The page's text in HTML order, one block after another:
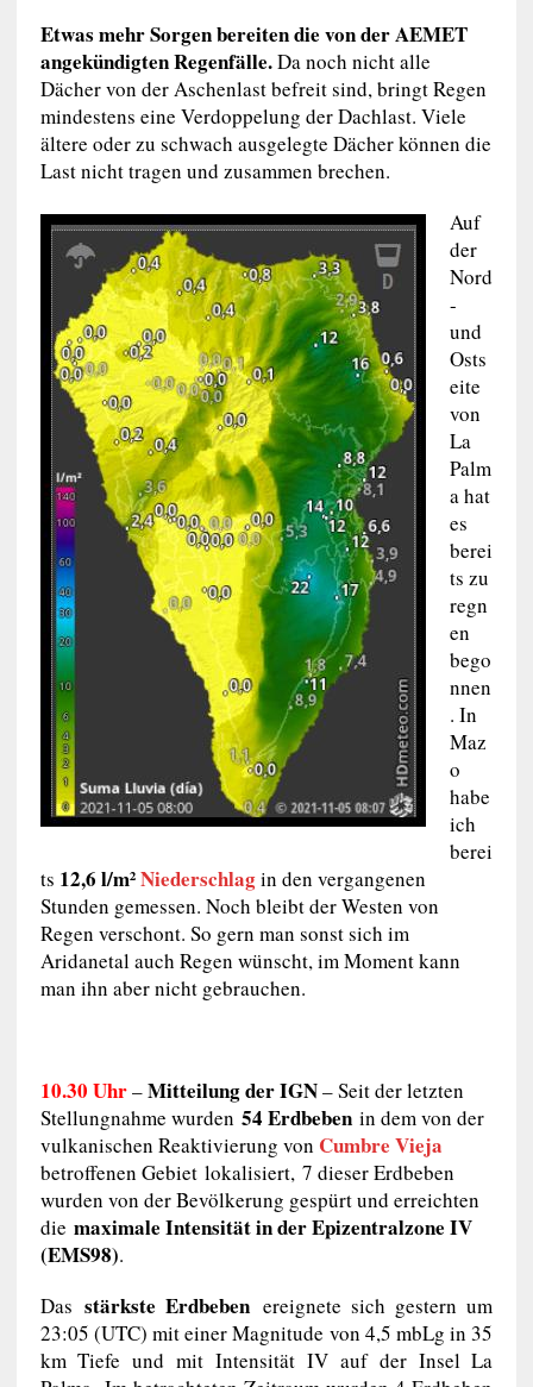
Etwas mehr Sorgen bereiten die von der AEMET
angekündigten Regenfälle.Da noch nicht alle
Dächer von der Aschenlast befreit sind, bringt Regen
mindestens eine Verdoppelung der Dachlast. Viele
ältere oder zu schwach ausgelegte Dächer können die
Last nicht tragen und zusammen brechen.
Auf
der
Nord
-
und
Osts
eite
von
La
Palm
a hat
es
berei
ts zu
regn
en
bego
nnen
. In
Maz
o
habe
ich
berei
ts 12,6 l/m²Niederschlagin den vergangenen
Stunden gemessen. Noch bleibt der Westen von
Regen verschont. So gern man sonst sich im
Aridanetal auch Regen wünscht, im Moment kann
man ihn aber nicht gebrauchen.
10.30 Uhr–Mitteilung der IGN– Seit der letzten
Stellungnahme wurden 54 Erdbebenin dem von der
vulkanischen Reaktivierung von Cumbre Vieja
betroffenen Gebiet lokalisiert, 7 dieser Erdbeben
wurden von der Bevölkerung gespürt und erreichten
die maximale Intensität in der Epizentralzone IV
(EMS98).
Das stärkste Erdbeben ereignete sich gestern um
23:05 (UTC) mit einer Magnitude von 4,5 mbLg in 35
km Tiefe und mit Intensität IV auf der Insel La